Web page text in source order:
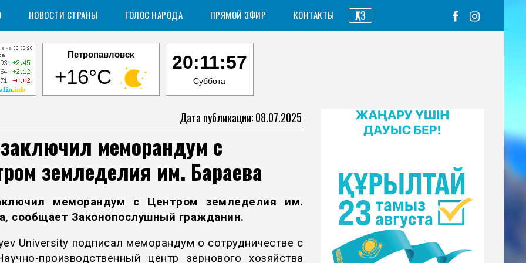
НОВОСТИ СТРАНЫ ГОЛОС НАРОДА ПРЯМОЙ ЭФИР КОНТАКТЫ ҚАЗ
Петропавловск
+16°C
20:11:58
Суббота
Дата публикации: 08.07.2025
меморандум с
земледелия им. Бараева
меморандум с Центром земледелия им.
сообщает Законопослушный гражданин.
University подписал меморандум о сотрудничестве с
производственный центр зернового хозяйства